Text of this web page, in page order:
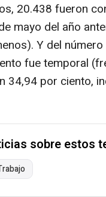
20.438 fueron
mayo del año
Y del
fue temporal
34,94 por ciento,
sobre estos